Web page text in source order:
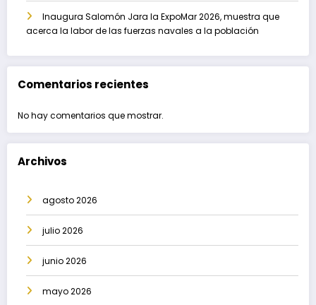
Inaugura Salomón Jara la ExpoMar 2026, muestra que
acerca la labor de las fuerzas navales a la población
Comentarios recientes
No hay comentarios que mostrar.
Archivos
agosto 2026
julio 2026
junio 2026
mayo 2026